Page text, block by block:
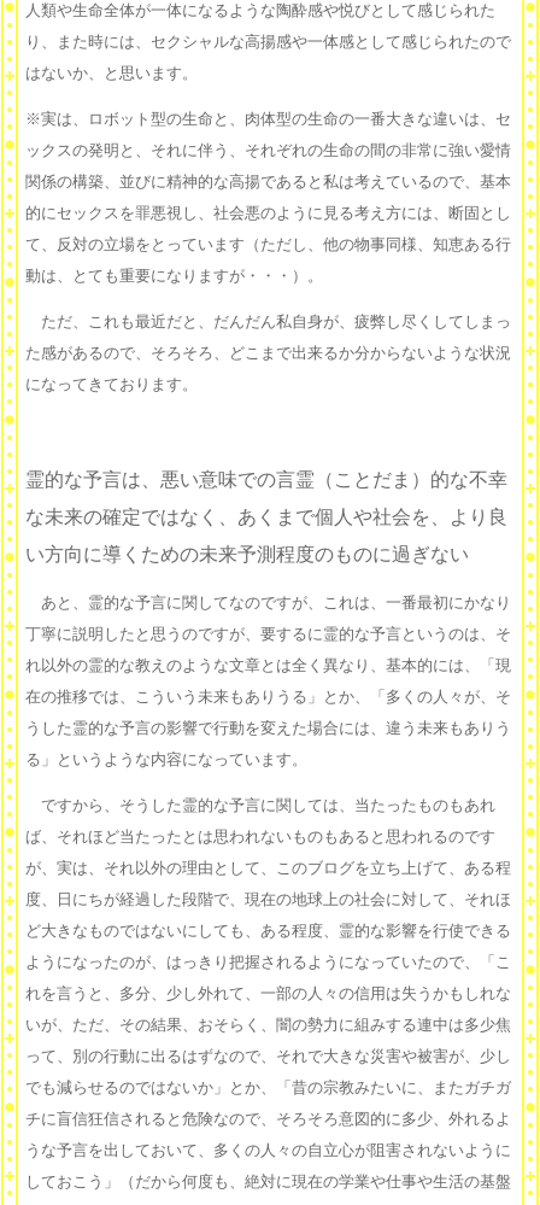
人類や生命全体が一体になるような陶酔感や悦びとして感じられた
り、また時には、セクシャルな高揚感や一体感として感じられたので
はないか、と思います。
※実は、ロボット型の生命と、肉体型の生命の一番大きな違いは、セ
ックスの発明と、それに伴う、それぞれの生命の間の非常に強い愛情
関係の構築、並びに精神的な高揚であると私は考えているので、基本
的にセックスを罪悪視し、社会悪のように見る考え方には、断固とし
て、反対の立場をとっています（ただし、他の物事同様、知恵ある行
動は、とても重要になりますが・・・）。
ただ、これも最近だと、だんだん私自身が、疲弊し尽くしてしまっ
た感があるので、そろそろ、どこまで出来るか分からないような状況
になってきております。
霊的な予言は、悪い意味での言霊（ことだま）的な不幸
な未来の確定ではなく、あくまで個人や社会を、
より良
い方向に導くための未来予測程度のものに過ぎない
あと、霊的な予言に関してなのですが、これは、一番最初にかなり
丁寧に説明したと思うのですが、要するに霊的な予言というのは、そ
れ以外の霊的な教えのような文章とは全く異なり、基本的には、「現
在の推移では、こういう未来もありうる」とか、「多くの人々が、そ
うした霊的な予言の影響で行動を変えた場合には、違う未来もありう
る」というような内容になっています。
ですから、そうした霊的な予言に関しては、当たったものもあれ
ば、それほど当たったとは思われないものもあると思われるのです
が、実は、それ以外の理由として、このブログを立ち上げて、ある程
度、日にちが経過した段階で、現在の地球上の社会に対して、それほ
ど大きなものではないにしても、ある程度、霊的な影響を行使できる
ようになったのが、はっきり把握されるようになっていたので、「こ
れを言うと、多分、少し外れて、一部の人々の信用は失うかもしれな
いが、ただ、その結果、おそらく、闇の勢力に組みする連中は多少焦
って、別の行動に出るはずなので、それで大きな災害や被害が、少し
でも減らせるのではないか」とか、「昔の宗教みたいに、またガチガ
チに盲信狂信されると危険なので、そろそろ意図的に多少、外れるよ
うな予言を出しておいて、多くの人々の自立心が阻害されないように
しておこう」（だから何度も、絶対に現在の学業や仕事や生活の基盤